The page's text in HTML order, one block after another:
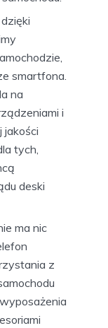
smartfona.
na
i
jakości
tych,
deski
ma nic
z